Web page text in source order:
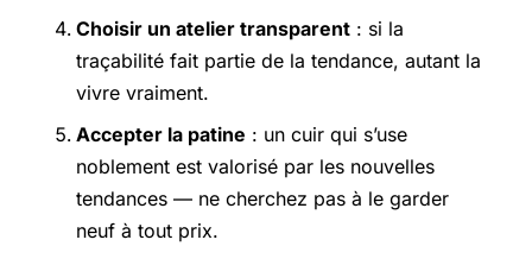
Choisir un atelier transparent : si la
traçabilité fait partie de la tendance, autant la
vivre vraiment.
Accepter la patine : un cuir qui s’use
noblement est valorisé par les nouvelles
tendances — ne cherchez pas à le garder
neuf à tout prix.